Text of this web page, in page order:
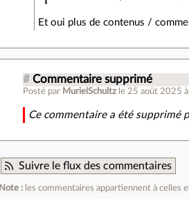
Et oui plus de contenus /
# Commentaire supprimé
Posté par MurielSchultz le 25 août 2025
Ce commentaire a été supprimé
Suivre le flux des commentaires
Note : les commentaires appartiennent à celles